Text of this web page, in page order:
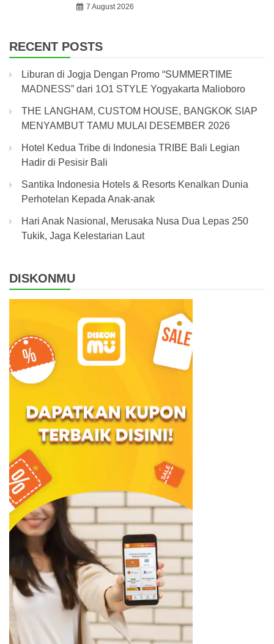
7 August 2026
RECENT POSTS
Liburan di Jogja Dengan Promo “SUMMERTIME
MADNESS” dari 1O1 STYLE Yogyakarta Malioboro
THE LANGHAM, CUSTOM HOUSE, BANGKOK SIAP
MENYAMBUT TAMU MULAI DESEMBER 2026
Hotel Kedua Tribe di Indonesia TRIBE Bali Legian
Hadir di Pesisir Bali
Santika Indonesia Hotels & Resorts Kenalkan Dunia
Perhotelan Kepada Anak-anak
Hari Anak Nasional, Merusaka Nusa Dua Lepas 250
Tukik, Jaga Kelestarian Laut
DISKONMU